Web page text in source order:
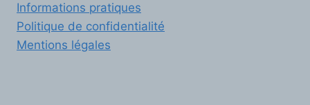
Informations pratiques
Politique de confidentialité
Mentions légales